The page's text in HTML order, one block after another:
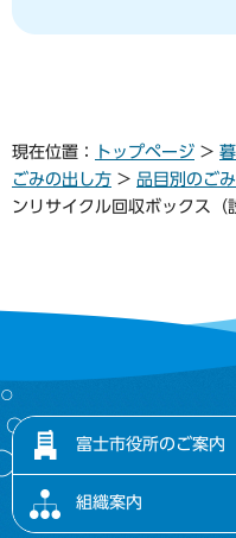
現在位置： トップページ >
ごみの出し方 > 品目別のご
ンリサイクル回収ボックス（
富士市役所のご案内
組織案内